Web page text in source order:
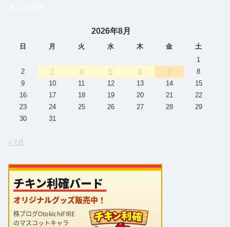
2026年8月
日 月 火 水 木 金
土
1
2
3 4 5 6 7
8
9
10 11 12 13 14
15
16
17 18 19 20 21
22
23
24 25 26 27 28
29
30
31
« 7月